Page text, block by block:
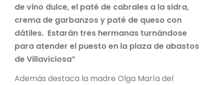
de vino dulce, el paté de cabrales a la sidra,
crema de garbanzos y paté de queso con
dátiles. Estarán tres hermanas turnándose
para atender el puesto en la plaza de abastos
de Villaviciosa”
Además destaca la madre Olga María del